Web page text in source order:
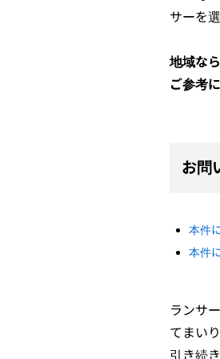
サーを
地域な
ご参考
お問
本件
本件
ランサ
てまいり
引き続